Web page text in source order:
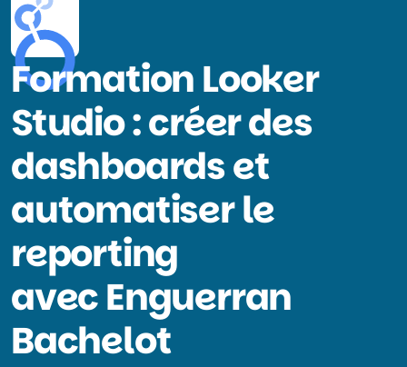
FormationLooker
Studio : créer des
dashboards et
automatiser le
reporting
avec Enguerran
Bachelot